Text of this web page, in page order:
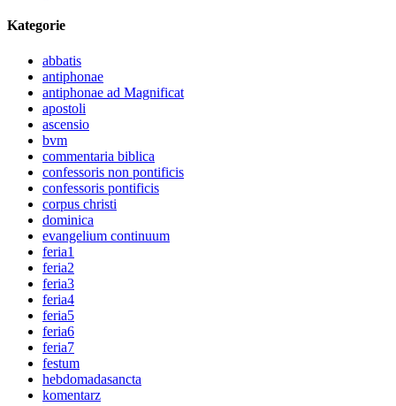
Kategorie
abbatis
antiphonae
antiphonae ad Magnificat
apostoli
ascensio
bvm
commentaria biblica
confessoris non pontificis
confessoris pontificis
corpus christi
dominica
evangelium continuum
feria1
feria2
feria3
feria4
feria5
feria6
feria7
festum
hebdomadasancta
komentarz